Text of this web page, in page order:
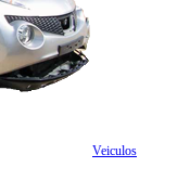
Veiculos